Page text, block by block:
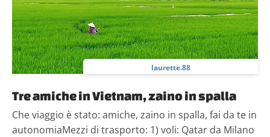
laurette.88
Tre amiche in Vietnam, zaino in spalla
Che viaggio è stato: amiche, zaino in spalla, fai da te in
autonomiaMezzi di trasporto: 1) voli: Qatar da Milano